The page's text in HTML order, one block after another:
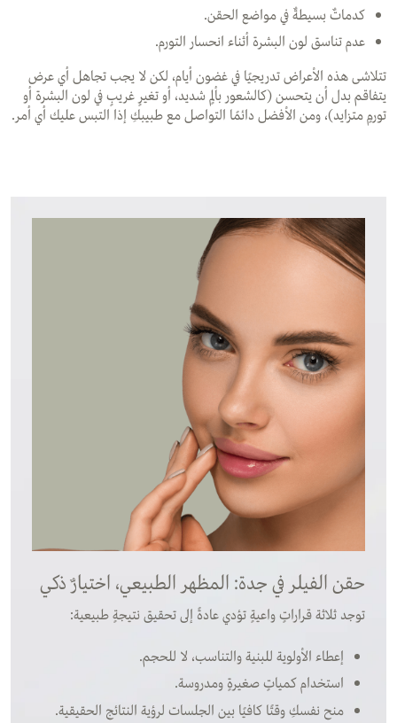
كدماتٌ بسيطةٌ في مواضع الحقن.
عدم تناسق لون البشرة أثناء انحسار التورم.
تتلاشى هذه الأعراض تدريجيًا في غضون أيام، لكن لا يجب تجاهل أي عرض
يتفاقم بدل أن يتحسن (كالشعور بألمٍ شديد، أو تغيرٍ غريبٍ في لون البشرة أو
تورمٍ متزايد)، ومن الأفضل دائمًا التواصل مع طبيبكِ إذا التبس عليك أي أمر.
حقن الفيلر في جدة: المظهر الطبيعي، اختيارٌ ذكي
توجد ثلاثة قراراتٍ واعيةٍ تؤدي عادةً إلى تحقيق نتيجةٍ طبيعية:
إعطاء الأولوية للبنية والتناسب، لا للحجم.
استخدام كمياتٍ صغيرةٍ ومدروسة.
منح نفسكِ وقتًا كافيًا بين الجلسات لرؤية النتائج الحقيقية.